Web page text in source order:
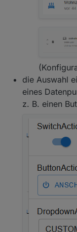
die Auswahl
eines
z. B. einen